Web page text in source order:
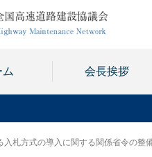
ム 会長挨拶
入札方式の導入に関する関係省令の整